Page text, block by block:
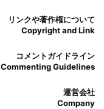
リンクや著作権について
Copyright and Link
コメントガイドライン
Commenting Guidelines
運営会社
Company